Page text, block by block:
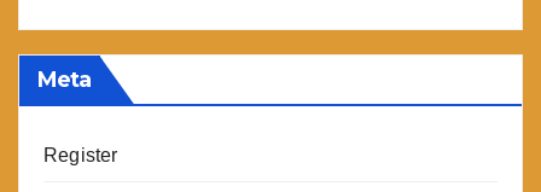
Meta
Register